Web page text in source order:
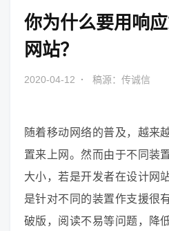
你为什么要用响
网站？
2020-04-12 · 稿源：传诚信
随着移动网络的普及，越来
置来上网。然而由于不同装
大小，若是开发者在设计网
是针对不同的装置作支援很
破版，阅读不易等问题，降